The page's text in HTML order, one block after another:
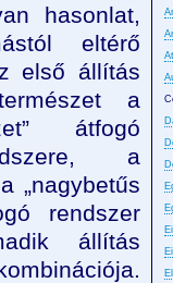
hasonlat,
eltérő
első állítás
a
átfogó
a
„nagybetűs
rendszer
állítás